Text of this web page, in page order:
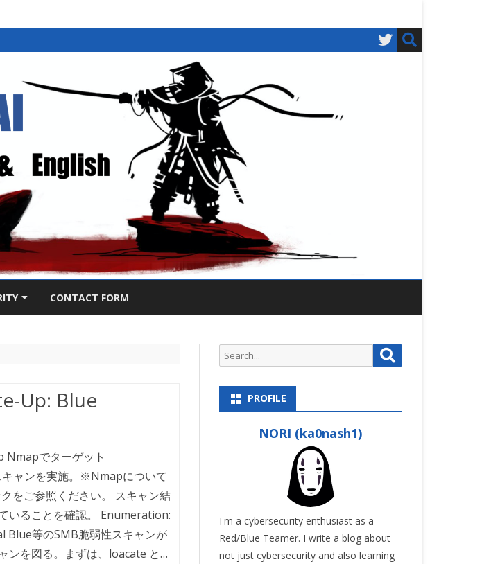
Skip
to CONTACT FORM
Up: Blue
でターゲット
キャンを実施。※Nmapについて
をご参照ください。 スキャン結
いることを確認。 Enumeration:
Blue等のSMB脆弱性スキャンが
ンを図る。まずは、loacate と…
e
a
e
PROFILE
NORI (ka0nash1)
I'm a cybersecurity enthusiast as a
Red/Blue Teamer. I write a blog about
not just cybersecurity and also learning